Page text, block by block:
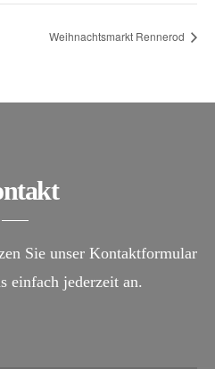
Weihnachtsmarkt Rennerod
Sie unser Kontaktformular
einfach jederzeit an.